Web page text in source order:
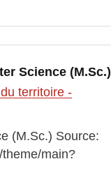
Science (M.Sc.)
territoire -
(M.Sc.) Source:
main?